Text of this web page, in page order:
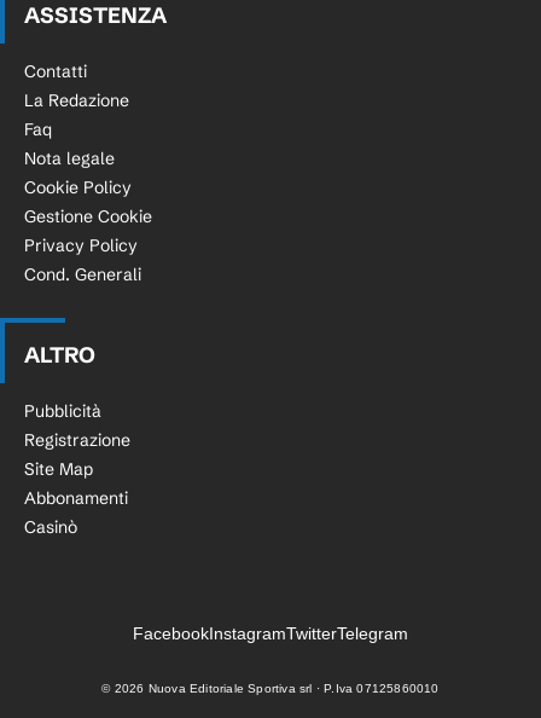
ASSISTENZA
Contatti
La Redazione
Faq
Nota legale
Cookie Policy
Gestione Cookie
Privacy Policy
Cond. Generali
ALTRO
Pubblicità
Registrazione
Site Map
Abbonamenti
Casinò
FacebookInstagramTwitterTelegram
© 2026 Nuova Editoriale Sportiva srl · P.Iva 07125860010